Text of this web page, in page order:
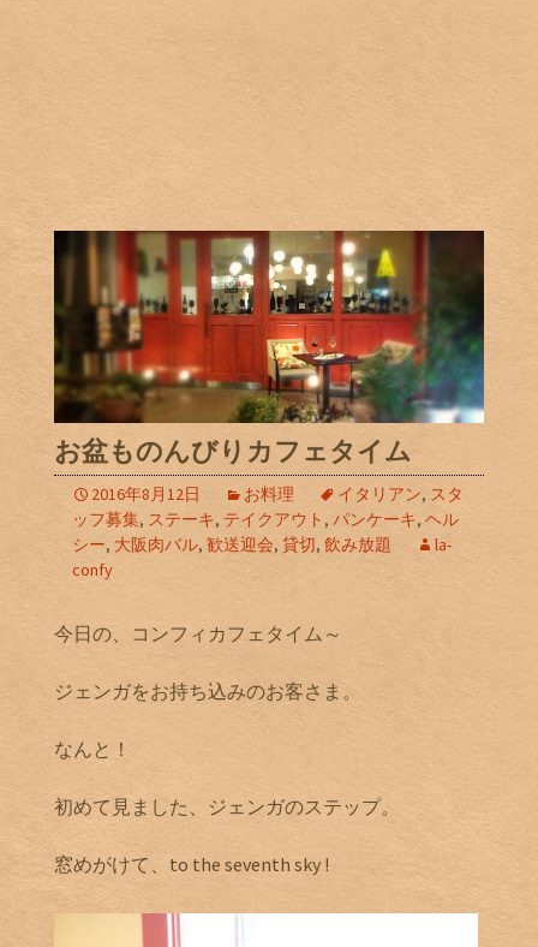
お盆ものんびりカフェタイム
2016年8月12日 お料理 イタリアン, スタ
ッフ募集, ステーキ, テイクアウト , パンケーキ, ヘル
シー, 大阪肉バル, 歓送迎会, 貸切, 飲み放題
la-
confy
今日の、コンフィカフェタイム～
ジェンガをお持ち込みのお客さま。
なんと！
初めて見ました、ジェンガのステップ。
窓めがけて、to the seventh sky !